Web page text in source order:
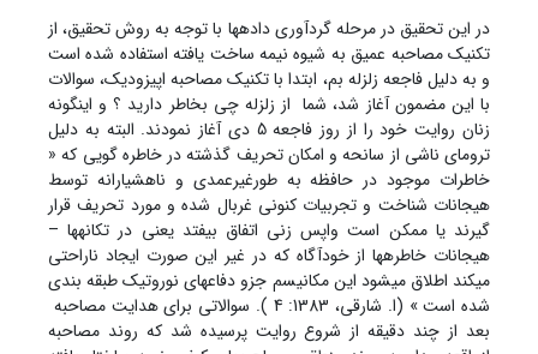
در این تحقیق در مرحله گردآوری داده‏ها با توجه به روش تحقیق، از
تکنیک مصاحبه عمیق به شیوه نیمه ساخت یافته استفاده شده است
و به دلیل فاجعه زلزله بم، ابتدا با تکنیک مصاحبه اپیزودیک، سوالات
با این مضمون آغاز شد، شما از زلزله چی بخاطر دارید ؟ و اینگونه
زنان روایت خود را از روز فاجعه 5 دی آغاز نمودند. البته به دلیل
ترومای ناشی از سانحه و امکان تحریف گذشته در خاطره گویی که «
خاطرات موجود در حافظه به طورغیرعمدی و ناهشیارانه توسط
هیجانات شناخت و تجربیات کنونی غربال شده و مورد تحریف قرار
گیرند یا ممکن است واپس زنی اتفاق بیفتد یعنی در تکانه‏ها –
هیجانات خاطره‏ها از خودآگاه که در غیر این صورت ایجاد ناراحتی
میکند اطلاق میشود این مکانیسم جزو دفاع‏های نوروتیک طبقه بندی
شده است » (ا. شارقی، 1383: 4 ). سوالاتی برای هدایت مصاحبه
بعد از چند دقیقه از شروع روایت پرسیده شد که روند مصاحبه